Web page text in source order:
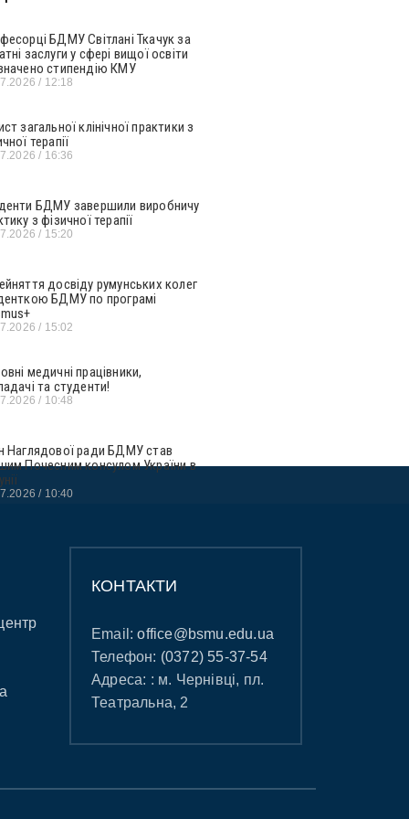
БДМУ Світлані Ткачук за
заслуги у сфері вищої освіти
стипендію КМУ
12:18
загальної клінічної практики з
терапії
16:36
БДМУ завершили виробничу
з фізичної терапії
15:20
досвіду румунських колег
БДМУ по програмі
15:02
медичні працівники,
та студенти!
10:48
Наглядової ради БДМУ став
Почесним консулом України в
10:40
КОНТАКТИ
Email:office@bsmu.edu.ua
Телефон: (0372) 55-37-54
Адреса: : м. Чернівці, пл.
Театральна, 2